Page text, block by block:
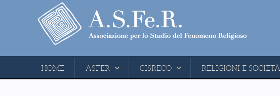
HOME ASFER CISRECO RELIGIONI E SOCIETÀ